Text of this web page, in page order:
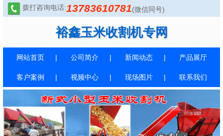
拨打咨询电话:13783610781(微信同号)
裕鑫玉米收割机专网
网站首页 公司简介 新闻动态 产品展厅
客户案例 视频中心 现场图片 联系我们